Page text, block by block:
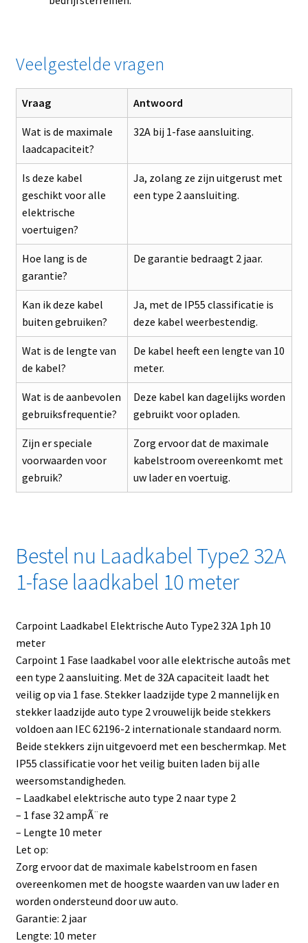
Veelgestelde vragen
Vraag Antwoord
Wat is de maximale
laadcapaciteit?
32A bij 1-fase aansluiting.
Is deze kabel
geschikt voor alle
elektrische
voertuigen?
Ja, zolang ze zijn uitgerust met
een type 2 aansluiting.
Hoe lang is de
garantie?
De garantie bedraagt 2 jaar.
Kan ik deze kabel
buiten gebruiken?
Ja, met de IP55 classificatie is
deze kabel weerbestendig.
Wat is de lengte van
de kabel?
De kabel heeft een lengte van 10
meter.
Wat is de aanbevolen
gebruiksfrequentie?
Deze kabel kan dagelijks worden
gebruikt voor opladen.
Zijn er speciale
voorwaarden voor
gebruik?
Zorg ervoor dat de maximale
kabelstroom overeenkomt met
uw lader en voertuig.
Bestel nu Laadkabel Type2 32A
1-fase laadkabel 10 meter
Carpoint Laadkabel Elektrische Auto Type2 32A 1ph 10
meter
Carpoint 1 Fase laadkabel voor alle elektrische autoâs met
een type 2 aansluiting. Met de 32A capaciteit laadt het
veilig op via 1 fase. Stekker laadzijde type 2 mannelijk en
stekker laadzijde auto type 2 vrouwelijk beide stekkers
voldoen aan IEC 62196-2 internationale standaard norm.
Beide stekkers zijn uitgevoerd met een beschermkap. Met
IP55 classificatie voor het veilig buiten laden bij alle
weersomstandigheden.
– Laadkabel elektrische auto type 2 naar type 2
– 1 fase 32 ampÃ¨re
– Lengte 10 meter
Let op:
Zorg ervoor dat de maximale kabelstroom en fasen
overeenkomen met de hoogste waarden van uw lader en
worden ondersteund door uw auto.
Garantie: 2 jaar
Lengte: 10 meter